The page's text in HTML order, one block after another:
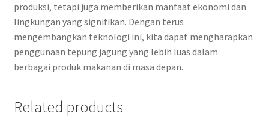
produksi, tetapi juga memberikan manfaat ekonomi dan
lingkungan yang signifikan. Dengan terus
mengembangkan teknologi ini, kita dapat mengharapkan
penggunaan tepung jagung yang lebih luas dalam
berbagai produk makanan di masa depan.
Related products